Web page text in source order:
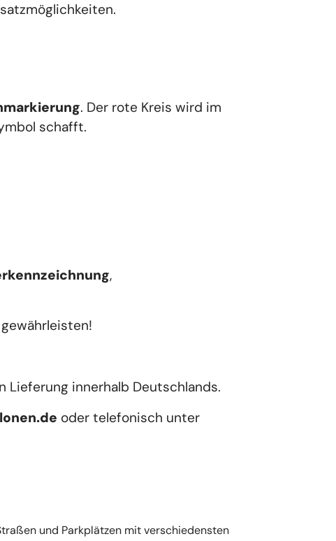
. Der rote Kreis wird im
schafft.
Lieferung innerhalb Deutschlands.
.de
und Parkplätzen mit verschiedensten